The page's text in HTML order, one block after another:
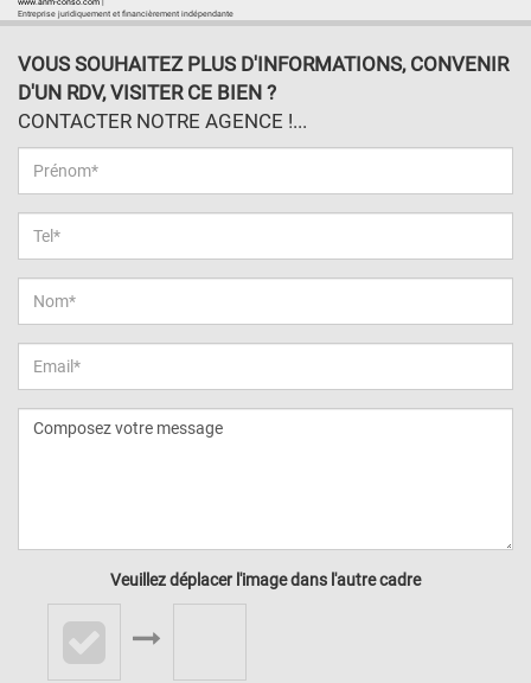
www.anm-conso.com
Entreprise juridiquement et financièrement indépendante
VOUS SOUHAITEZ PLUS D'INFORMATIONS, CONVENIR
D'UN RDV, VISITER CE BIEN ?
CONTACTER NOTRE AGENCE !...
Veuillez déplacer l'image dans l'autre cadre